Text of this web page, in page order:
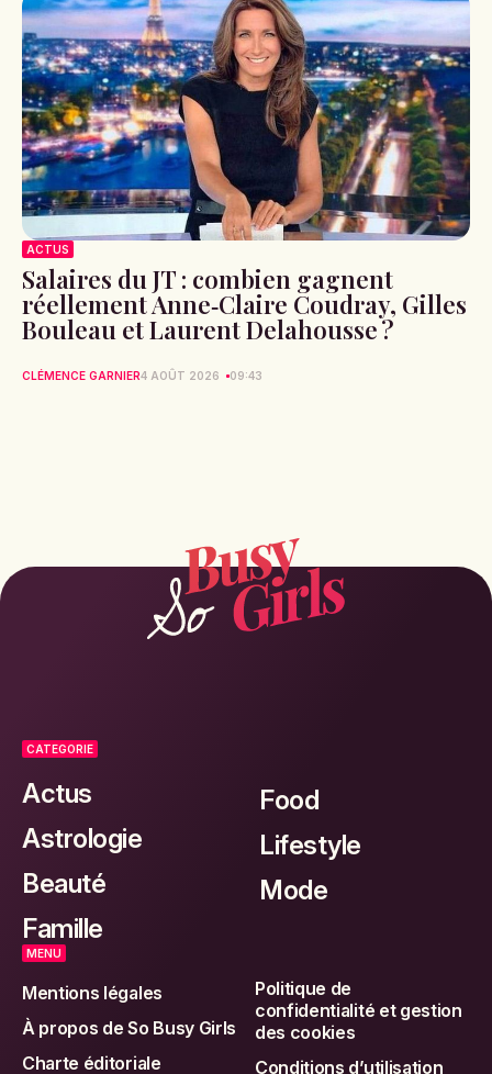
ACTUS
Salaires du JT : combien gagnent
réellement Anne‑Claire Coudray, Gilles
Bouleau et Laurent Delahousse ?
CLÉMENCE GARNIER4 AOÛT 2026 09:43
CATEGORIE
Actus
Astrologie
Beauté
Famille
Food
Lifestyle
Mode
MENU
Mentions légales
À propos de So Busy Girls
Charte éditoriale
Politique de
confidentialité et gestion
des cookies
Conditions d’utilisation